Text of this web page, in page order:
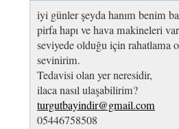
iyi günler şeyda hanım benim
pirfa hapı ve hava makineleri
seviyede olduğu için rahatlama
sevinirim.
Tedavisi olan yer neresidir,
ilaca nasıl ulaşabilirim?
turgutbayindir@gmail.com
05446758508